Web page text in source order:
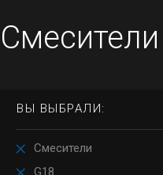
Смесители
ВЫ ВЫБРАЛИ:
Смесители
G18